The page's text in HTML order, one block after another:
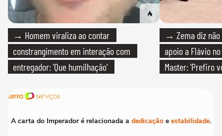
→ Homem viraliza ao contar
constrangimento em interação com
entregador: 'Que humilhação'
→ Zema diz
apoio a Flávio
Master: 'Prefiro
A carta do Imperador é relacionada a dedicação e estabilidade.